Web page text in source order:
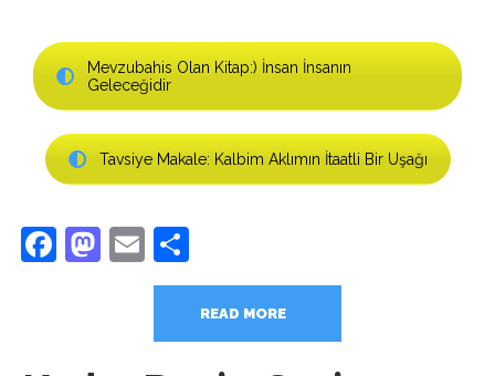
Mevzubahis Olan Kitap:) İnsan İnsanın
Geleceğidir
Tavsiye Makale: Kalbim Aklımın İtaatli Bir Uşağı
Facebook
Mastodon
Email
READ MORE